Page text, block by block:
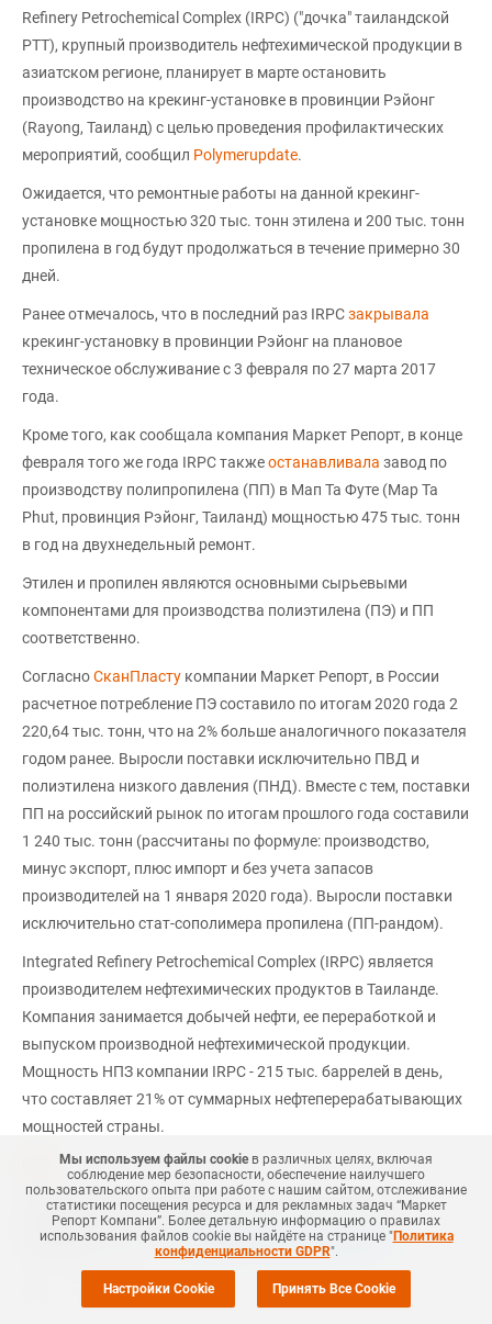
Refinery Petrochemical Complex (IRPC) ("дочка" таиландской
PTT), крупный производитель нефтехимической продукции в
азиатском регионе, планирует в марте остановить
производство на крекинг-установке в провинции Рэйонг
(Rayong, Таиланд) с целью проведения профилактических
мероприятий, сообщил Polymerupdate.
Ожидается, что ремонтные работы на данной крекинг-
установке мощностью 320 тыс. тонн этилена и 200 тыс. тонн
пропилена в год будут продолжаться в течение примерно 30
дней.
Ранее отмечалось, что в последний раз IRPCзакрывала
крекинг-установку в провинции Рэйонг на плановое
техническое обслуживание с 3 февраля по 27 марта 2017
года.
Кроме того, как сообщала компания Маркет Репорт, в конце
февраля того же года IRPC такжеостанавливала завод по
производству полипропилена (ПП) в Мап Та Футе (Map Ta
Phut, провинция Рэйонг, Таиланд) мощностью 475 тыс. тонн
в год на двухнедельный ремонт.
Этилен и пропилен являются основными сырьевыми
компонентами для производства полиэтилена (ПЭ) и ПП
соответственно.
СогласноСканПласту компании Маркет Репорт, в России
расчетное потребление ПЭ составило по итогам 2020 года 2
220,64 тыс. тонн, что на 2% больше аналогичного показателя
годом ранее. Выросли поставки исключительно ПВД и
полиэтилена низкого давления (ПНД). Вместе с тем, поставки
ПП на российский рынок по итогам прошлого года составили
1 240 тыс. тонн (рассчитаны по формуле: производство,
минус экспорт, плюс импорт и без учета запасов
производителей на 1 января 2020 года). Выросли поставки
исключительно стат-сополимера пропилена (ПП-рандом).
Integrated Refinery Petrochemical Complex (IRPC) является
производителем нефтехимических продуктов в Таиланде.
Компания занимается добычей нефти, ее переработкой и
выпуском производной нефтехимической продукции.
Мощность НПЗ компании IRPC - 215 тыс. баррелей в день,
что составляет 21% от суммарных нефтеперерабатывающих
мощностей страны.
НЕФТЕХИМИЯ #ПП-РАНДОМ #ПЭНД #ПЭВД #РОССИЯ
ТАИЛАНД Еще 7 +Добавить все теги в фильтр
Мы используем файлы cookieв различных целях, включая
соблюдение мер безопасности, обеспечение наилучшего
пользовательского опыта при работе с нашим сайтом, отслеживание
статистики посещения ресурса и для рекламных задач “Маркет
Репорт Компани”. Более детальную информацию о правилах
использования файлов cookie вы найдёте на странице "Политика
конфиденциальности GDPR".
Настройки Cookie Принять Все Cookie